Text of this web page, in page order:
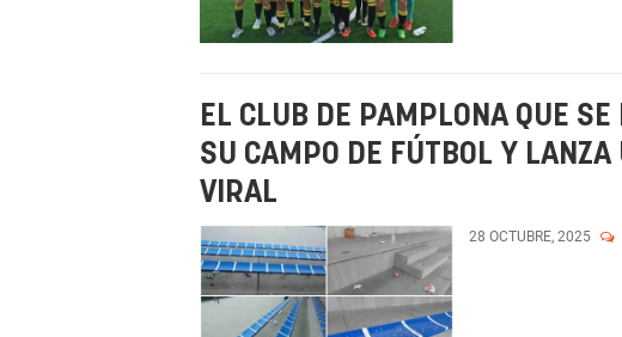
EL CLUB DE PAMPLONA QUE
SU CAMPO DE FÚTBOL Y
VIRAL
28 OCTUBRE, 2025